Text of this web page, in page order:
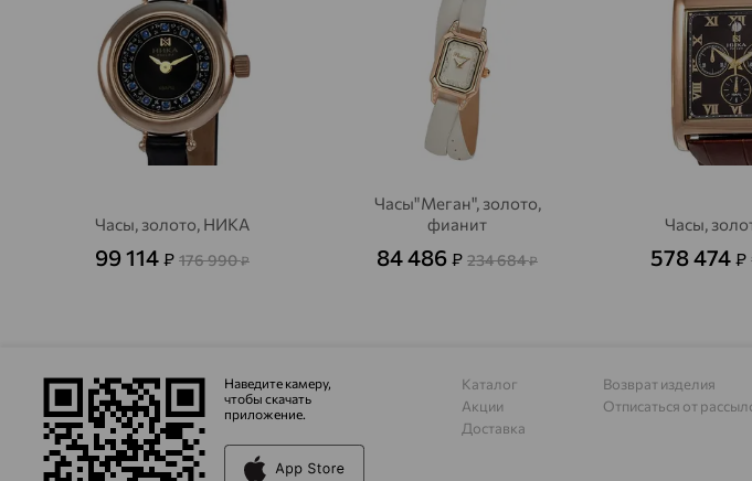
Часы, золото, НИКА
99 114 ₽ 176 990₽
Часы"Меган", золото,
фианит
84 486 ₽ 234 684₽
Часы,
578 474 ₽
Наведите камеру,
чтобы скачать
приложение.
Каталог
Акции
Доставка
Возврат изделия
Отписаться от